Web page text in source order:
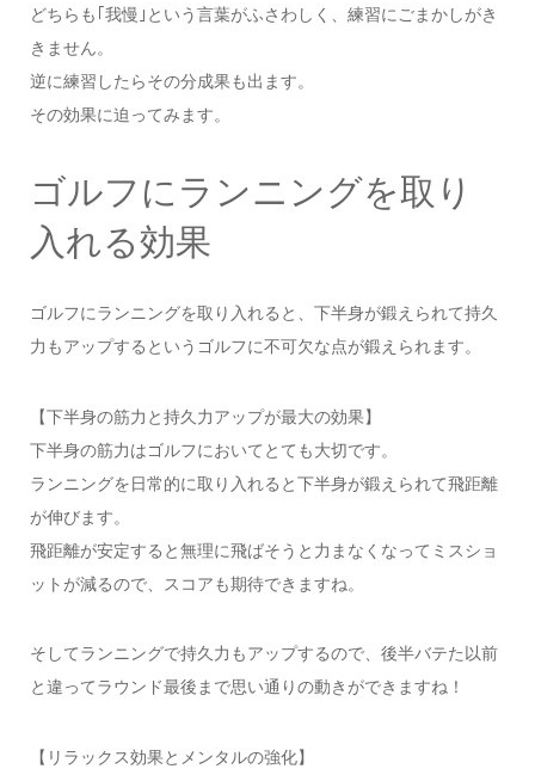
どちらも｢我慢｣という言葉がふさわしく、練習にごまかしがき
きません。
逆に練習したらその分成果も出ます。
その効果に迫ってみます。
ゴルフにランニングを取り
入れる効果
ゴルフにランニングを取り入れると、下半身が鍛えられて持久
力もアップするというゴルフに不可欠な点が鍛えられます。
【下半身の筋力と持久力アップが最大の効果】
下半身の筋力はゴルフにおいてとても大切です。
ランニングを日常的に取り入れると下半身が鍛えられて飛距離
が伸びます。
飛距離が安定すると無理に飛ばそうと力まなくなってミスショ
ットが減るので、スコアも期待できますね。
そしてランニングで持久力もアップするので、後半バテた以前
と違ってラウンド最後まで思い通りの動きができますね！
【リラックス効果とメンタルの強化】